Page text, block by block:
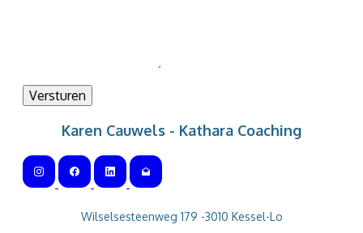
Versturen
Karen Cauwels - Kathara Coaching
Wilselsesteenweg 179 -3010 Kessel-Lo